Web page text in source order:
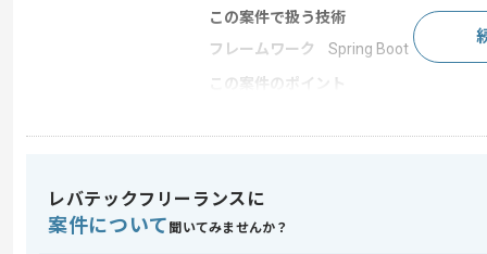
この案件で扱う技術
フレームワーク
Spring Boot
この案件のポイント
特徴
レバテックフリーランスに
案件について 聞いてみませんか？